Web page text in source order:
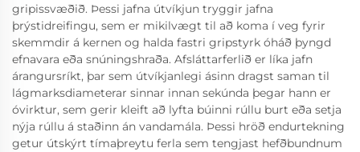
gripissvæðið. Þessi jafna útvíkjun tryggir jafna
þrýstidreifingu, sem er mikilvægt til að koma í veg fyrir
skemmdir á kernen og halda fastri gripstyrk óháð þyngd
efnavara eða snúningshraða. Afsláttarferlið er líka jafn
árangursríkt, þar sem útvíkjanlegi ásinn dragst saman til
lágmarksdiameterar sinnar innan sekúnda þegar hann er
óvirktur, sem gerir kleift að lyfta búinni rúllu burt eða setja
nýja rúllu á staðinn án vandamála. Þessi hröð endurtekning
getur útskýrt tímaþreytu ferla sem tengjast hefðbundnum